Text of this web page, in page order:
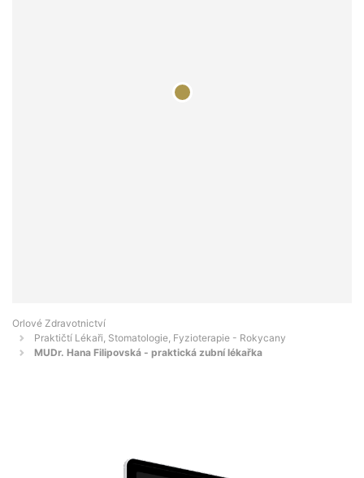
Orlové Zdravotnictví
Praktičtí Lékaři, Stomatologie, Fyzioterapie - Rokycany
MUDr. Hana Filipovská - praktická zubní lékařka